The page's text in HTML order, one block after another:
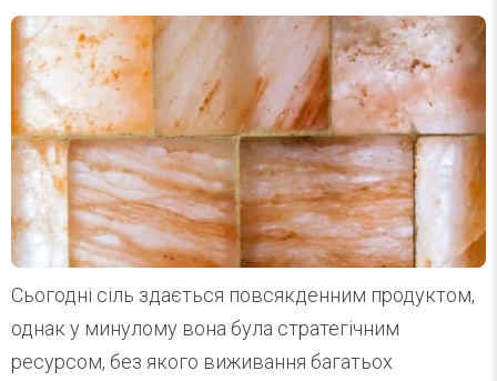
Сьогодні сіль здається повсякденним продуктом,
однак у минулому вона була стратегічним
ресурсом, без якого виживання багатьох